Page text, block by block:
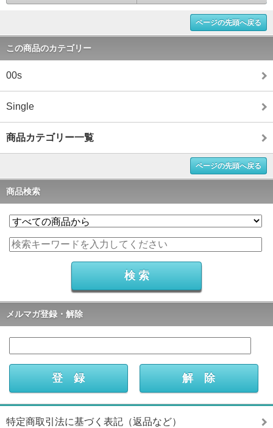
ページの先頭へ戻る
この商品のカテゴリー
00s
Single
商品カテゴリー一覧
ページの先頭へ戻る
商品検索
メルマガ登録・解除
特定商取引法に基づく表記（返品など）